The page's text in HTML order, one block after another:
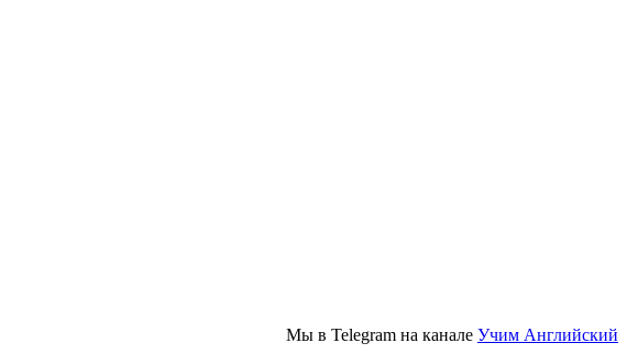
Мы в Telegram на канале Учим Английский